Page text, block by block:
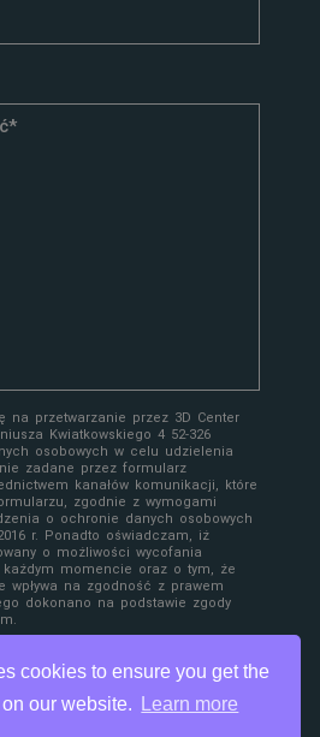
cookies to ensure you get the
our website.
Learn more
na przetwarzanie przez 3D Center
Kwiatkowskiego 4 52-326
osobowych w celu udzielenia
zadane przez formularz
kanałów komunikacji, które
zgodnie z wymogami
o ochronie danych osobowych
r. Ponadto oświadczam, iż
o możliwości wycofania
momencie oraz o tym, że
wpływa na zgodność z prawem
dokonano na podstawie zgody